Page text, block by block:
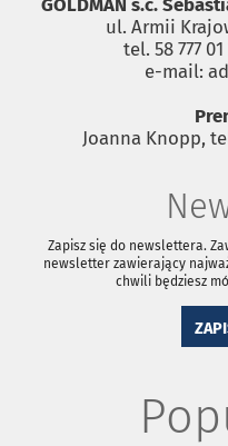
ul. Armii
tel. 58 777
e-mail:
Joanna Knopp,
Zapisz się do newslettera.
newsletter zawierający
chwili będziesz